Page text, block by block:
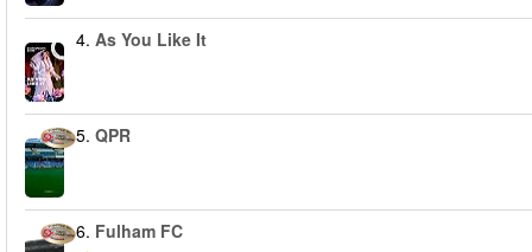
4. As You Like It
5. QPR
6. Fulham FC